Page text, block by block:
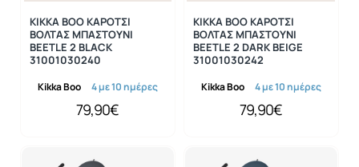
Kikka Boo 4 με 10 ημέρες
KIKKA BOO ΚΑΡΟΤΣΙ
ΒΟΛΤΑΣ ΜΠΑΣΤΟΥΝΙ
BEETLE 2 BLACK
31001030240
79,90€
Kikka Boo 4 με 10 ημέρες
KIKKA BOO ΚΑΡΟΤΣΙ
ΒΟΛΤΑΣ ΜΠΑΣΤΟΥΝΙ
BEETLE 2 DARK BEIGE
31001030242
79,90€